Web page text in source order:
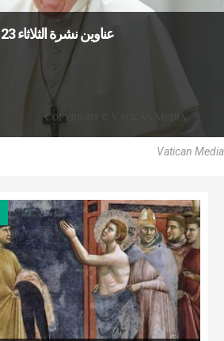
عناوين نشرة الثلاثاء 23 نيسان 2024: دعوة الله
Vatican Media